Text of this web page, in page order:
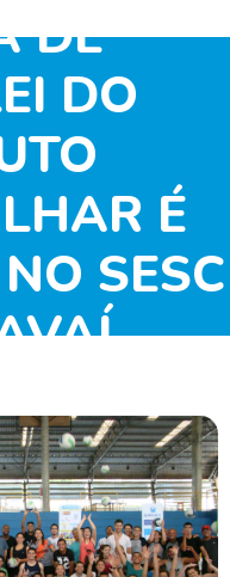
DE
DO
É
SESC